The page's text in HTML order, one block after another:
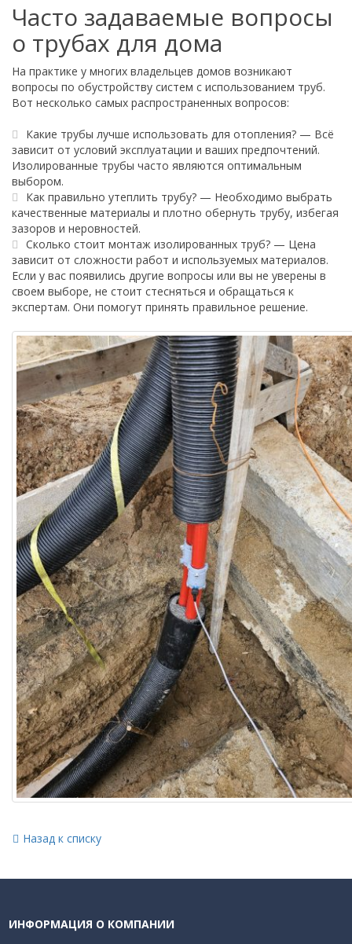
Часто задаваемые вопросы
о трубах для дома
На практике у многих владельцев домов возникают
вопросы по обустройству систем с использованием труб.
Вот несколько самых распространенных вопросов:
Какие трубы лучше использовать для отопления? — Всё
зависит от условий эксплуатации и ваших предпочтений.
Изолированные трубы часто являются оптимальным
выбором.
Как правильно утеплить трубу? — Необходимо выбрать
качественные материалы и плотно обернуть трубу, избегая
зазоров и неровностей.
Сколько стоит монтаж изолированных труб? — Цена
зависит от сложности работ и используемых материалов.
Если у вас появились другие вопросы или вы не уверены в
своем выборе, не стоит стесняться и обращаться к
экспертам. Они помогут принять правильное решение.
Назад к списку
ИНФОРМАЦИЯ О КОМПАНИИ